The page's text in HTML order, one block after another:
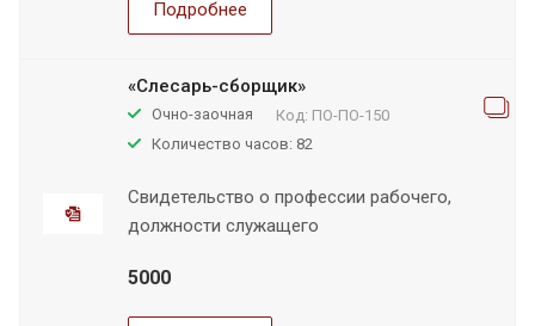
Подробнее
«Слесарь-сборщик»
Очно-заочная Код: ПО-ПО-150
Количество часов: 82
Свидетельство о профессии рабочего,
должности служащего
5000